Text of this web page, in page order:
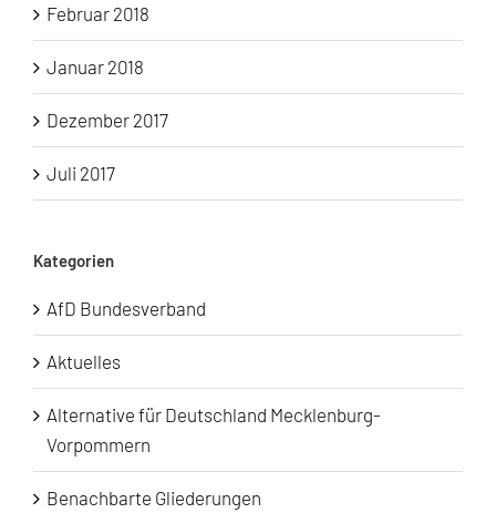
Februar 2018
Januar 2018
Dezember 2017
Juli 2017
Kategorien
AfD Bundesverband
Aktuelles
Alternative für Deutschland Mecklenburg-
Vorpommern
Benachbarte Gliederungen